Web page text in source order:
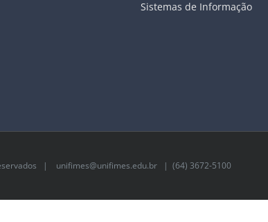
Sistemas de Informação
| unifimes@unifimes.edu.br | (64) 3672-5100